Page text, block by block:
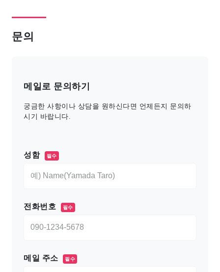
문의
메일로 문의하기
궁금한 사항이나 상담을 원하신다면 언제든지 문의하
시기 바랍니다.
성함 필수
전화번호 필수
메일 주소 필수